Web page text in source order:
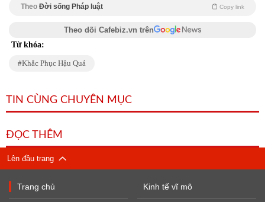
Theo Đời sống Pháp luật Copy link
Theo dõi Cafebiz.vn trên
Từ khóa:
Khắc Phục Hậu Quả
TIN CÙNG CHUYÊN MỤC
ĐỌC THÊM
Lên đầu trang
Trang chủ Kinh tế vĩ mô